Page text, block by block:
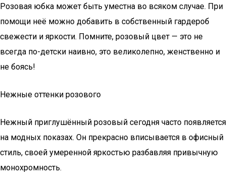
Розовая юбка может быть уместна во всяком случае. При
помощи неё можно добавить в собственный гардероб
свежести и яркости. Помните, розовый цвет — это не
всегда по-детски наивно, это великолепно, женственно и
не боясь!
Нежные оттенки розового
Нежный приглушённый розовый сегодня часто появляется
на модных показах. Он прекрасно вписывается в офисный
стиль, своей умеренной яркостью разбавляя привычную
монохромность.